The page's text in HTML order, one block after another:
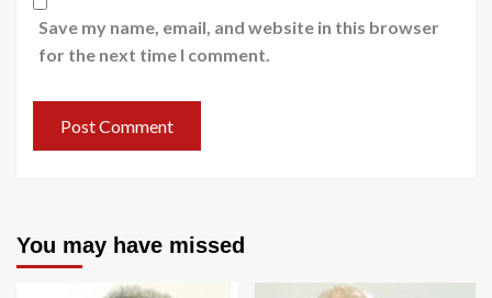
Save my name, email, and website in this browser
for the next time I comment.
You may have missed